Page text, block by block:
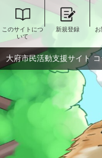
このサイトにつ
いて
新規登録
大府市民活動支援サイト